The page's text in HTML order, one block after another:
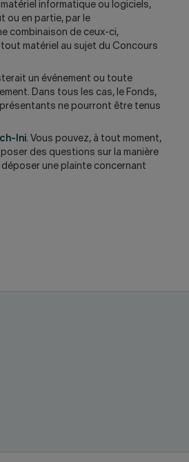
informatique ou logiciels,
ou en partie, par le
combinaison de ceux-ci,
matériel au sujet du Concours
un événement ou toute
Dans tous les cas, le Fonds,
ne pourront être tenus
lni. Vous pouvez, à tout moment,
des questions sur la manière
une plainte concernant